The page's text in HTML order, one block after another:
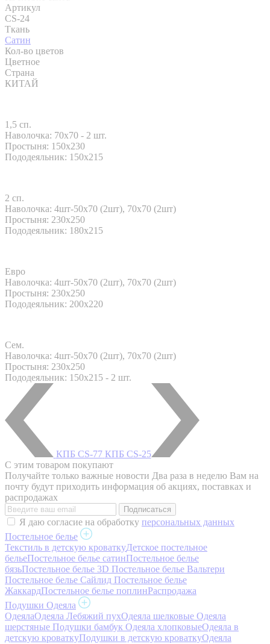
Артикул
CS-24
Ткань
Сатин
Кол-во цветов
Цветное
Страна
КИТАЙ
1,5 сп.
Наволочка: 70x70 - 2 шт.
Простыня: 150х230
Пододеяльник: 150х215
2 сп.
Наволочка: 4шт-50х70 (2шт), 70х70 (2шт)
Простыня: 230x250
Пододеяльник: 180х215
Евро
Наволочка: 4шт-50х70 (2шт), 70х70 (2шт)
Простыня: 230x250
Пододеяльник: 200x220
Сем.
Наволочка: 4шт-50х70 (2шт), 70х70 (2шт)
Простыня: 230x250
Пододеяльник: 150x215 - 2 шт.
КПБ CS-77 КПБ CS-25
С этим товаром покупают
Получайте только важные новости Два раза в неделю Вам на
почту будут приходить информация об акциях, поставках и
распродажах
Я даю согласие на обработку персональных данных
Постельное белье
Текстиль в детскую кроваткуДетское постельное
бельеПостельное белье сатинПостельное белье
бязьПостельное белье 3D Постельное белье Вальтери
Постельное белье Сайлид Постельное белье
ЖаккардПостельное белье поплинРаспродажа
Подушки Одеяла
ОдеялаОдеяла Лебяжий пухОдеяла шелковые Одеяла
шерстяные Подушки бамбук Одеяла хлопковыеОдеяла в
детскую кроваткуПодушки в детскую кроваткуОдеяла